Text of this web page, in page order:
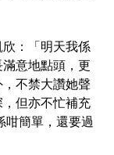
：「明天我係
意地點頭，更
不禁大讚她聲
但亦不忙補充
咁簡單，還要過